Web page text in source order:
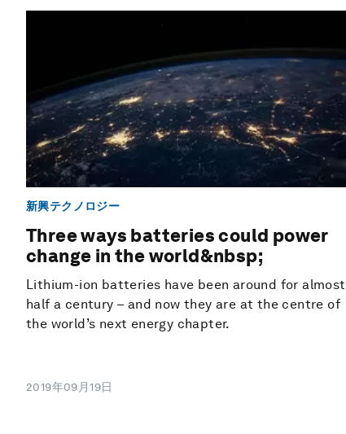
新興テクノロジー
Three ways batteries could power
change in the world&nbsp;
Lithium-ion batteries have been around for almost
half a century – and now they are at the centre of
the world’s next energy chapter.
2019年09月19日